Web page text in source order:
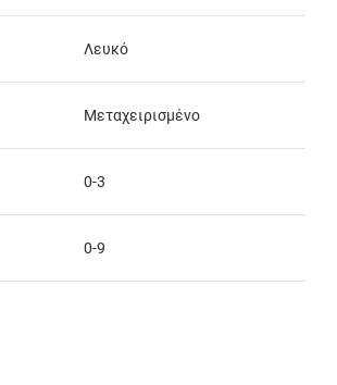
Λευκό
Μεταχειρισμένο
0-3
0-9